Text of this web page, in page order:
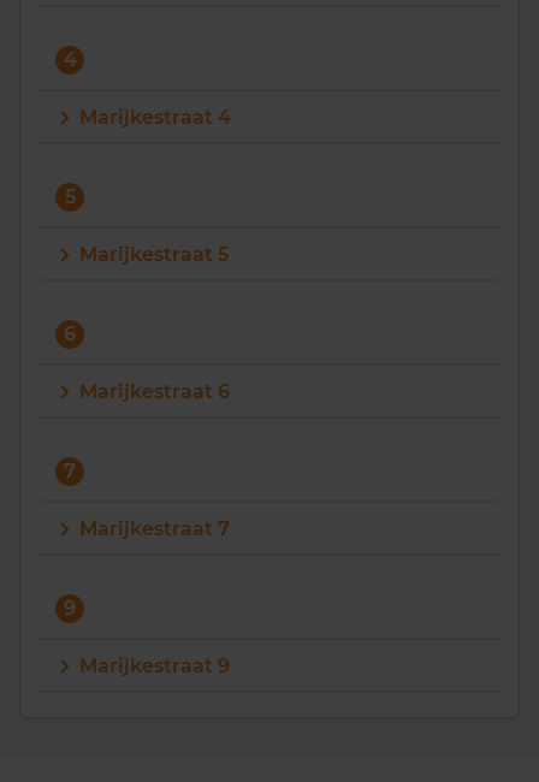
4
Marijkestraat 4
5
Marijkestraat 5
6
Marijkestraat 6
7
Marijkestraat 7
9
Marijkestraat 9